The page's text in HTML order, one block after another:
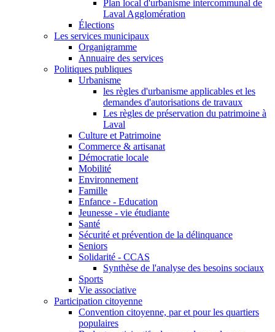
Plan local d'urbanisme intercommunal de
Laval Agglomération
Élections
Les services municipaux
Organigramme
Annuaire des services
Politiques publiques
Urbanisme
les règles d'urbanisme applicables et les
demandes d'autorisations de travaux
Les règles de préservation du patrimoine à
Laval
Culture et Patrimoine
Commerce & artisanat
Démocratie locale
Mobilité
Environnement
Famille
Enfance - Education
Jeunesse - vie étudiante
Santé
Sécurité et prévention de la délinquance
Seniors
Solidarité - CCAS
Synthèse de l'analyse des besoins sociaux
Sports
Vie associative
Participation citoyenne
Convention citoyenne, par et pour les quartiers
populaires